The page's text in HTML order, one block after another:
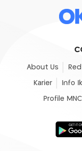
About Us
Karier Info
Profile